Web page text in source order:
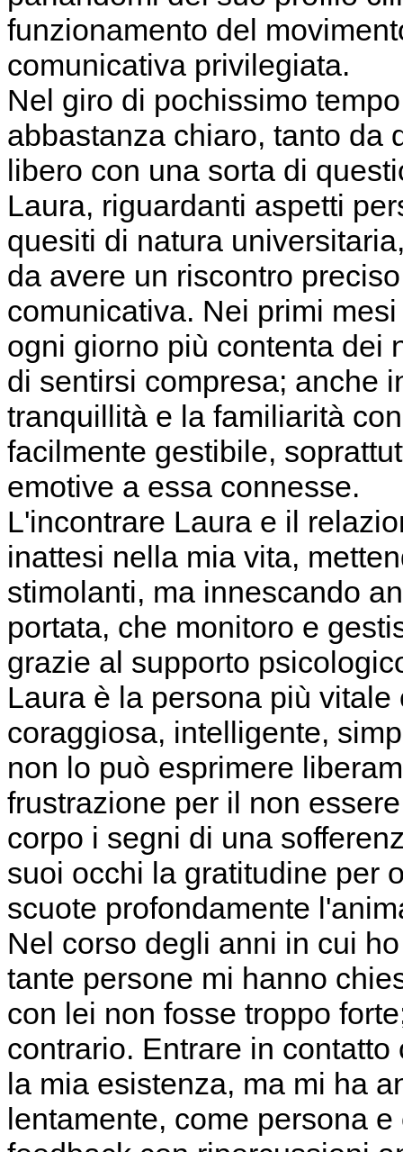
funzionamento del
comunicativa privilegiata.
Nel giro di pochissimo
abbastanza chiaro, tanto da
libero con una sorta di
Laura, riguardanti aspetti
quesiti di natura
da avere un riscontro
comunicativa. Nei primi
ogni giorno più contenta dei
di sentirsi compresa; anche
tranquillità e la familiarità
facilmente gestibile,
emotive a essa connesse.
L'incontrare Laura e il
inattesi nella mia vita,
stimolanti, ma innescando
portata, che monitoro e
grazie al supporto
Laura è la persona più
coraggiosa, intelligente,
non lo può esprimere
frustrazione per il non
corpo i segni di una
suoi occhi la gratitudine per
scuote profondamente
Nel corso degli anni in cui
tante persone mi hanno
con lei non fosse troppo
contrario. Entrare in
la mia esistenza, ma mi ha
lentamente, come persona